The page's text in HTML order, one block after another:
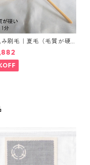
刷毛｜夏毛（毛質が硬
分｜16本入り＊1セット